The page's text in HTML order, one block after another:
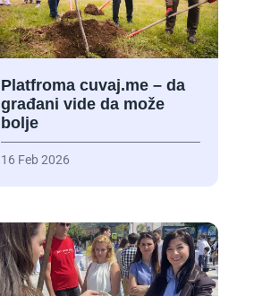
Platfroma cuvaj.me – da
građani vide da može
bolje
16 Feb 2026